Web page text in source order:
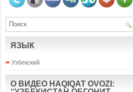
ЯЗЫК
Узбекский
О ВИДЕО HAQIQAT OVOZI: